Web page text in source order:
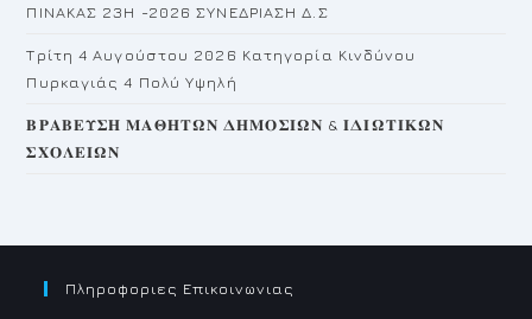
ΠΙΝΑΚΑΣ 23H -2026 ΣΥΝΕΔΡΙΑΣΗ Δ.Σ
Τρίτη 4 Αυγούστου 2026 Κατηγορία Κινδύνου
Πυρκαγιάς 4 Πολύ Υψηλή
𝚩𝚸𝚨𝚩𝚬𝚼𝚺𝚮 𝚳𝚨𝚯𝚮𝚻𝛀𝚴 𝚫𝚮𝚳𝚶𝚺𝚰𝛀𝚴 & 𝚰𝚫𝚰𝛀𝚻𝚰𝚱𝛀𝚴
𝚺𝚾𝚶𝚲𝚬𝚰𝛀𝚴
Πληροφοριες Επικοινωνιας